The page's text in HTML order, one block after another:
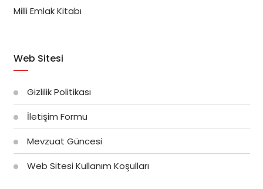
Milli Emlak Kitabı
Web Sitesi
Gizlilik Politikası
İletişim Formu
Mevzuat Güncesi
Web Sitesi Kullanım Koşulları